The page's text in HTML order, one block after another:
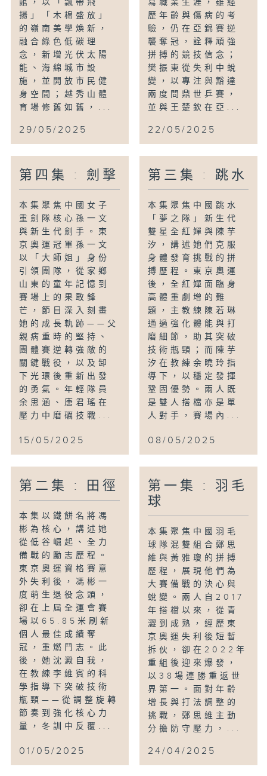
館，以「飄帶飛
揚」「木棉盛放」
的嶺南美學煥新，
融合綠色低碳理
念，新增光伏太陽
能、海綿城市設
施，並開放市民健
身空間；越秀山體
育場修舊如舊，...
29/05/2025
寫職業生涯，雖經
歷年齡與傷病的考
驗，仍在亞錦賽逆
襲奪冠，詮釋頑強
拼搏的競技信念；
樊振東從失利中蛻
變，以專注與豁達
兩度問鼎世乒賽，
並與王楚欽在亞...
22/05/2025
第四集 : 劍擊
本集聚焦中國女子
重劍隊核心孫一文
與新生代劍手。東
京奧運冠軍孫一文
以「大師姐」身份
引領團隊，從家鄉
山東的童年記憶到
賽場上的果敢鋒
芒，節目深入刻畫
她的成長軌跡——父
親病重時的堅持、
團體賽逆轉強敵的
關鍵戰役，以及卸
下光環後重新出發
的勇氣。年輕隊員
余思涵、唐君瑤在
壓力中磨礪技戰...
15/05/2025
第三集 : 跳水
本集聚焦中國跳水
「夢之隊」新生代
雙星全紅嬋與陳芋
汐，講述她們克服
身體發育挑戰的拼
搏歷程。東京奧運
後，全紅嬋面臨身
高體重劇增的難
題，主教練陳若琳
通過強化體能與打
磨細節，助其突破
技術瓶頸；而陳芋
汐在教練余曉玲指
導下，以穩定發揮
鞏固優勢。兩人既
是雙人搭檔亦是單
人對手，賽場內...
08/05/2025
第二集 : 田徑
本集以鐵餅名將馮
彬為核心，講述她
從低谷崛起、全力
備戰的勵志歷程。
東京奧運資格賽意
外失利後，馮彬一
度萌生退役念頭，
卻在上屆全運會賽
場以65.85米刷新
個人最佳成績奪
冠，重燃鬥志。此
後，她沈澱自我，
在教練李維賓的科
學指導下突破技術
瓶頸——從調整旋轉
節奏到強化核心力
量，冬訓中反覆...
01/05/2025
第一集 : 羽毛
球
本集聚焦中國羽毛
球隊混雙組合鄭思
維與黃雅瓊的拼搏
歷程，展現他們為
大賽備戰的決心與
蛻變。兩人自2017
年搭檔以來，從青
澀到成熟，經歷東
京奧運失利後短暫
拆伙，卻在2022年
重組後迎來爆發，
以38場連勝重返世
界第一。面對年齡
增長與打法調整的
挑戰，鄭思維主動
分擔防守壓力，...
24/04/2025